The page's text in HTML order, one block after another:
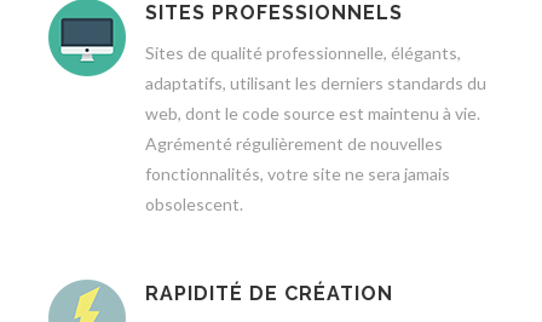
SITES PROFESSIONNELS
Sites de qualité professionnelle, élégants,
adaptatifs, utilisant les derniers standards du
web, dont le code source est maintenu à vie.
Agrémenté régulièrement de nouvelles
fonctionnalités, votre site ne sera jamais
obsolescent.
RAPIDITÉ DE CRÉATION